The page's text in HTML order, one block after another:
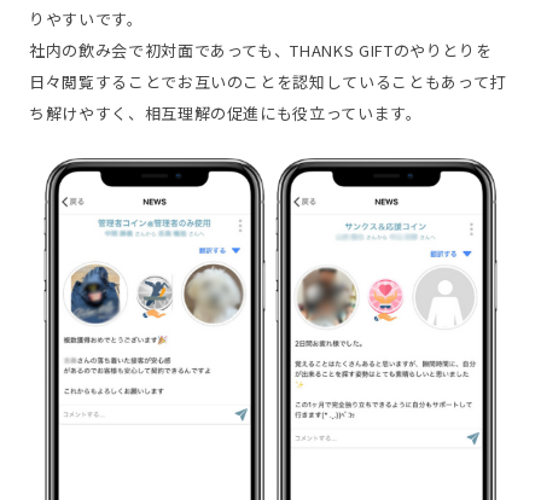
りやすいです。
社内の飲み会で初対面であっても、THANKS GIFTのやりとりを
日々閲覧することでお互いのことを認知していることもあって打
ち解けやすく、相互理解の促進にも役立っています。